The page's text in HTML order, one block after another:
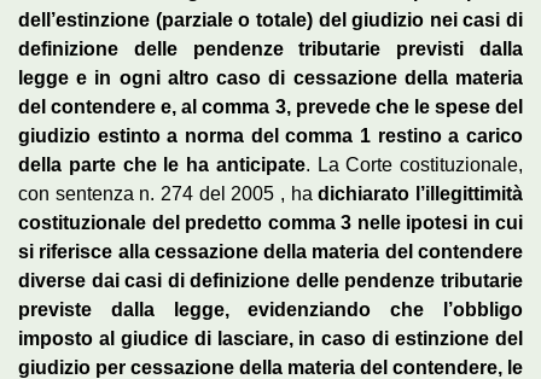
dell’estinzione (parziale o totale) del giudizio nei casi di
definizione delle pendenze tributarie previsti dalla
legge e in ogni altro caso di cessazione della materia
del contendere e, al comma 3, prevede che le spese del
giudizio estinto a norma del comma 1 restino a carico
della parte che le ha anticipate. La Corte costituzionale,
con sentenza n. 274 del 2005 , hadichiarato l’illegittimità
costituzionale del predetto comma 3 nelle ipotesi in cui
si riferisce alla cessazione della materia del contendere
diverse dai casi di definizione delle pendenze tributarie
previste dalla legge, evidenziando che l’obbligo
imposto al giudice di lasciare, in caso di estinzione del
giudizio per cessazione della materia del contendere, le